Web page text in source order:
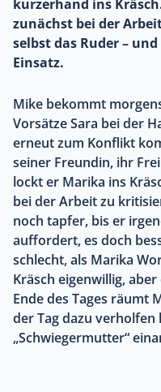
kurzerhand ins
zunächst bei der
selbst das Ruder –
Einsatz.
Mike bekommt
Vorsätze Sara bei der
erneut zum Konflikt
seiner Freundin, ihr
lockt er Marika ins
bei der Arbeit zu
noch tapfer, bis er
auffordert, es doch
schlecht, als Marika
Kräsch eigenwillig,
Ende des Tages räumt
der Tag dazu verholfen
„Schwiegermutter“